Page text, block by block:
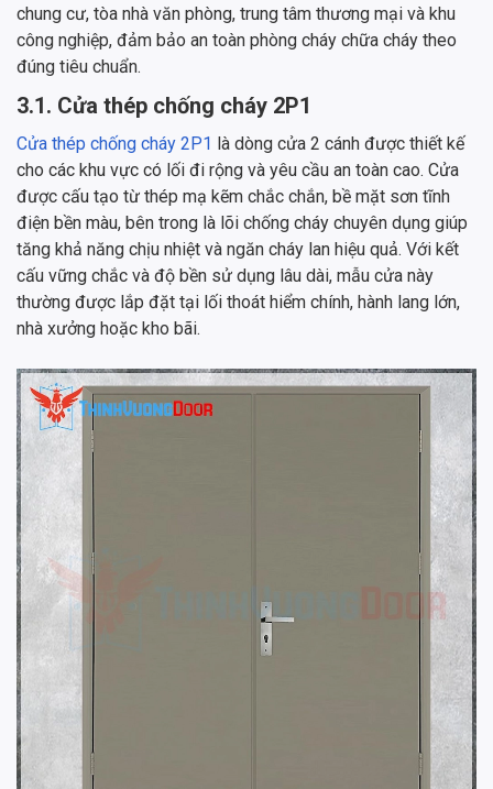
chung cư, tòa nhà văn phòng, trung tâm thương mại và khu
công nghiệp, đảm bảo an toàn phòng cháy chữa cháy theo
đúng tiêu chuẩn.
3.1. Cửa thép chống cháy 2P1
Cửa thép chống cháy 2P1 là dòng cửa 2 cánh được thiết kế
cho các khu vực có lối đi rộng và yêu cầu an toàn cao. Cửa
được cấu tạo từ thép mạ kẽm chắc chắn, bề mặt sơn tĩnh
điện bền màu, bên trong là lõi chống cháy chuyên dụng giúp
tăng khả năng chịu nhiệt và ngăn cháy lan hiệu quả. Với kết
cấu vững chắc và độ bền sử dụng lâu dài, mẫu cửa này
thường được lắp đặt tại lối thoát hiểm chính, hành lang lớn,
nhà xưởng hoặc kho bãi.